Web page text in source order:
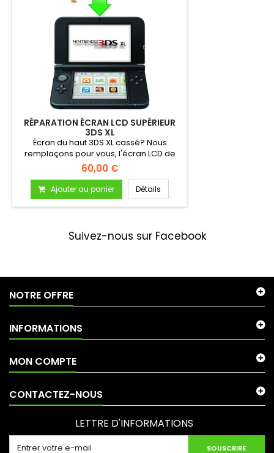
RÉPARATION ÉCRAN LCD SUPÉRIEUR
3DS XL
Écran du haut 3DS XL cassé? Nous
remplaçons pour vous, l'écran LCD de
votre...
60,00 €
Ajouter au panier Détails
Suivez-nous sur Facebook
NOTRE OFFRE
INFORMATIONS
MON COMPTE
CONTACTEZ-NOUS
LETTRE D'INFORMATIONS
SOUSCRIRE